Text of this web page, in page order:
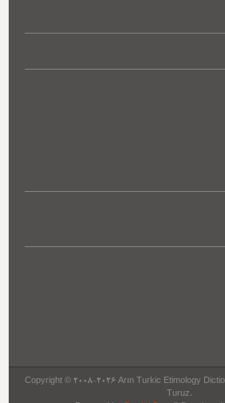
Copyright © 2008-2026 Arın Turkic Etimology
Turuz.